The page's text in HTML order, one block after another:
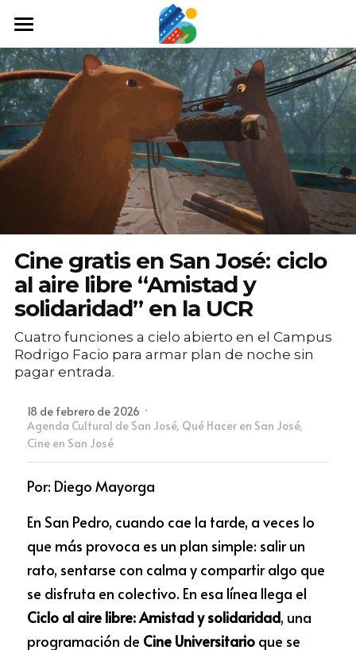
Home
Qué hacer
Arte y cultura
Comida y tragos
Tours desde San José
Museos
Buscar
Newsletter
Cine gratis en San José: ciclo
al aire libre “Amistad y
solidaridad” en la UCR
Cuatro funciones a cielo abierto en el Campus
Rodrigo Facio para armar plan de noche sin
pagar entrada.
18 de febrero de 2026 ·
Agenda Cultural de San José, Qué Hacer en San José,
Cine en San José
Por: Diego Mayorga
En San Pedro, cuando cae la tarde, a veces lo
que más provoca es un plan simple: salir un
rato, sentarse con calma y compartir algo que
Ciclo al aire libre: Amistad y solidaridad, una
programación de Cine Universitario que se